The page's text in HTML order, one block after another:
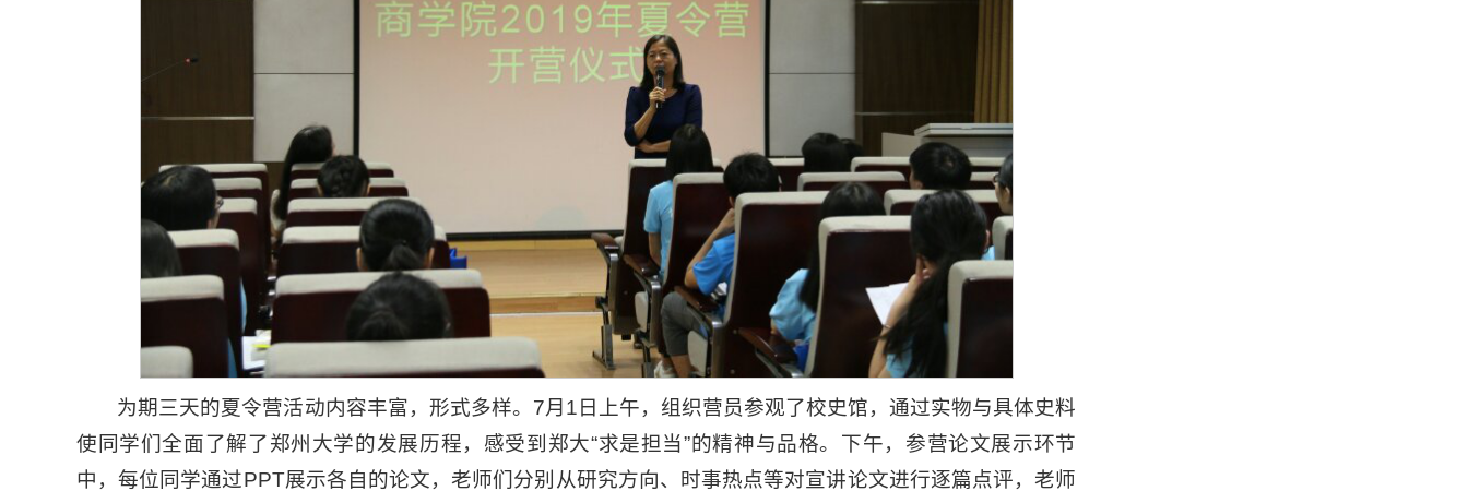
为期三天的夏令营活动内容丰富，形式多样。7月1日上午，组织营员参观了校史馆，通过实物与具体史料
使同学们全面了解了郑州大学的发展历程，感受到郑大“求是担当”的精神与品格。下午，参营论文展示环节
中，每位同学通过PPT展示各自的论文，老师们分别从研究方向、时事热点等对宣讲论文进行逐篇点评，老师